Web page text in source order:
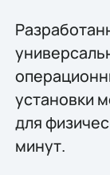
установки
для
минут.